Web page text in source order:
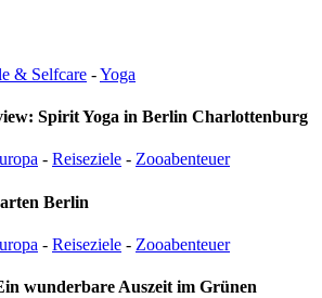
& Selfcare -Yoga
Spirit Yoga in Berlin Charlottenburg
- Reiseziele - Zooabenteuer
Berlin
- Reiseziele - Zooabenteuer
wunderbare Auszeit im Grünen